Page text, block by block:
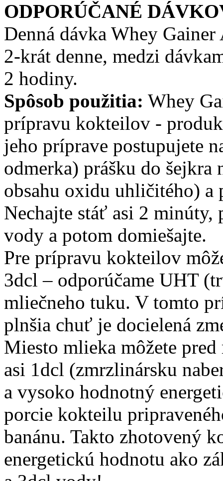
ODPORÚČANÉ
Denná dávka Whey
2-krát denne, medzi
2 hodiny.
Spôsob použitia: Whey
prípravu kokteilov -
jeho príprave postupujete
odmerka) prášku do
obsahu oxidu uhličitého) a
Nechajte stáť asi 2 minúty,
vody a potom domiešajte.
Pre prípravu kokteilov
3dcl – odporúčame UHT
mliečneho tuku. V tomto
plnšia chuť je docielená
Miesto mlieka môžete
asi 1dcl (zmrzlinársku
a vysoko hodnotný
porcie kokteilu
banánu. Takto zhotovený
energetickú hodnotu ako